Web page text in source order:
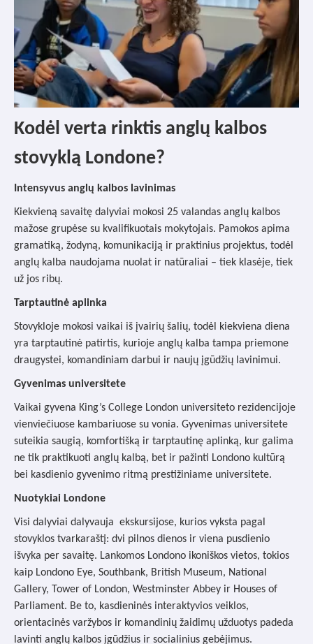
Kodėl verta rinktis anglų kalbos
stovyklą Londone?
Intensyvus anglų kalbos lavinimas
Kiekvieną savaitę dalyviai mokosi 25 valandas anglų kalbos
mažose grupėse su kvalifikuotais mokytojais. Pamokos apima
gramatiką, žodyną, komunikaciją ir praktinius projektus, todėl
anglų kalba naudojama nuolat ir natūraliai – tiek klasėje, tiek
už jos ribų.
Tarptautinė aplinka
Stovykloje mokosi vaikai iš įvairių šalių, todėl kiekviena diena
yra tarptautinė patirtis, kurioje anglų kalba tampa priemone
draugystei, komandiniam darbui ir naujų įgūdžių lavinimui.
Gyvenimas universitete
Vaikai gyvena King’s College London universiteto rezidencijoje
vienviečiuose kambariuose su vonia. Gyvenimas universitete
suteikia saugią, komfortišką ir tarptautinę aplinką, kur galima
ne tik praktikuoti anglų kalbą, bet ir pažinti Londono kultūrą
bei kasdienio gyvenimo ritmą prestižiniame universitete.
Nuotykiai Londone
Visi dalyviai dalyvauja ekskursijose, kurios vyksta pagal
stovyklos tvarkaraštį: dvi pilnos dienos ir viena pusdienio
išvyka per savaitę. Lankomos Londono ikoniškos vietos, tokios
kaip Londono Eye, Southbank, British Museum, National
Gallery, Tower of London, Westminster Abbey ir Houses of
Parliament. Be to, kasdieninės interaktyvios veiklos,
orientacinės varžybos ir komandinių žaidimų užduotys padeda
lavinti anglų kalbos įgūdžius ir socialinius gebėjimus.